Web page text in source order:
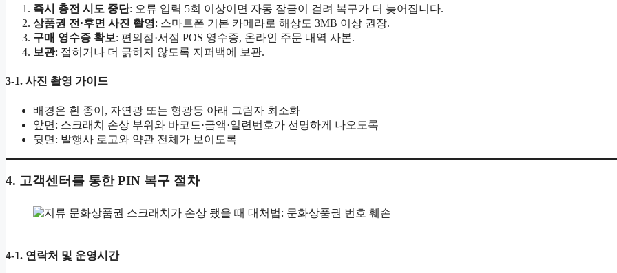
즉시 충전 시도 중단: 오류 입력 5회 이상이면 자동 잠금이 걸려 복구가 더 늦어집니다.
상품권 전·후면 사진 촬영: 스마트폰 기본 카메라로 해상도 3MB 이상 권장.
구매 영수증 확보: 편의점·서점 POS 영수증, 온라인 주문 내역 사본.
보관: 접히거나 더 긁히지 않도록 지퍼백에 보관.
3-1. 사진 촬영 가이드
배경은 흰 종이, 자연광 또는 형광등 아래 그림자 최소화
앞면: 스크래치 손상 부위와 바코드·금액·일련번호가 선명하게 나오도록
뒷면: 발행사 로고와 약관 전체가 보이도록
4. 고객센터를 통한 PIN 복구 절차
4-1. 연락처 및 운영시간